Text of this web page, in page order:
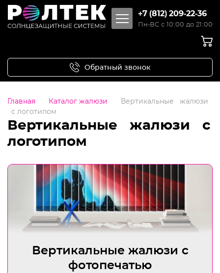
+7 (812) 209-22-36
Пн-ВС с 10:00 до 21:00
Обратный звонок
Главная Каталог жалюзи
Вертикальные жалюзи
с логотипом
Вертикальные жалюзи с
логотипом
Каталог
Вертикальные жалюзи с
фотопечатью